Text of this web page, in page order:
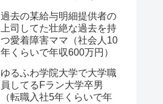
過去の某給与明細提供者の
上司してた壮絶な過去を持
つ愛着障害ママ（社会人10
年くらいで年収600万円）
ゆるふわ学院大学で大学職
員してるFラン大学卒男
（転職入社5年くらいで年